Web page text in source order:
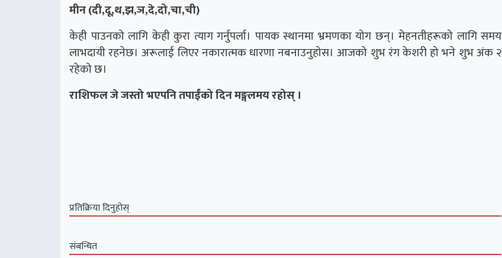
मीन (दी,दू,थ,झ,ञ,दे,दो,चा,ची)
केही पाउनको लागि केही कुरा त्याग गर्नुपर्ला। पायक स्थानमा भ्रमणका योग छन्। मेहनतीहरूको लागि समय
लाभदायी रहनेछ। अरूलाई लिएर नकारात्मक धारणा नबनाउनुहोस। आजको शुभ रंग केशरी हो भने शुभ अंक २
रहेको छ।
राशिफल जे जस्तो भएपनि तपाईंको दिन मङ्गलमय रहोस् ।
प्रतिक्रिया दिनुहोस्
संबन्धित